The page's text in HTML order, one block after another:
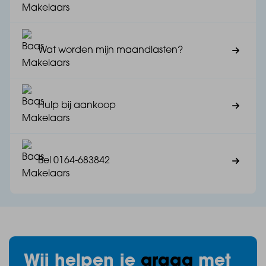
zijn inbegrepen in de prijs
wasopstelling
- Energieneutraal (BENG), gasloos én
toekomstbestendig gebouwd
- Mét privé parkeerplaats op het afgesloten
Comfort en gemak binnen handbereik:
Wat worden mijn maandlasten?
Hulp bij aankoop
Bel 0164-683842
Wij helpen je graag met